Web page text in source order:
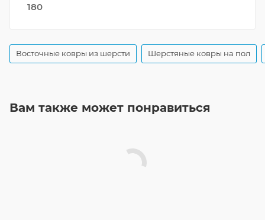
180
Восточные ковры из шерсти Шерстяные ковры на пол
Вам также может понравиться